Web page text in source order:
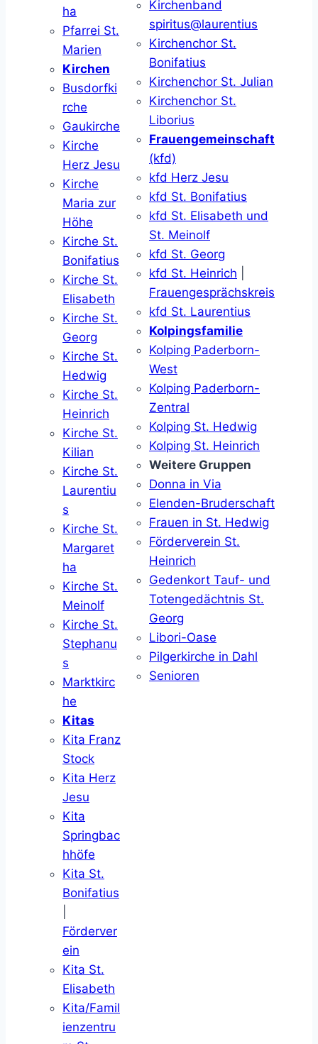
ha
Pfarrei St.
Marien
Kirchen
Busdorfki
rche
Gaukirche
Kirche
Herz Jesu
Kirche
Maria zur
Höhe
Kirche St.
Bonifatius
Kirche St.
Elisabeth
Kirche St.
Georg
Kirche St.
Hedwig
Kirche St.
Heinrich
Kirche St.
Kilian
Kirche St.
Laurentiu
s
Kirche St.
Margaret
ha
Kirche St.
Meinolf
Kirche St.
Stephanu
s
Marktkirc
he
Kitas
Kita Franz
Stock
Kita Herz
Jesu
Kita
Springbac
hhöfe
Kita St.
Bonifatius
Förderver
ein
Kita St.
Elisabeth
Kita/Famil
ienzentru
Kirchenband
spiritus@laurentius
Kirchenchor St.
Bonifatius
Kirchenchor St. Julian
Kirchenchor St.
Liborius
Frauengemeinschaft
(kfd)
kfd Herz Jesu
kfd St. Bonifatius
kfd St. Elisabeth und
St. Meinolf
kfd St. Georg
kfd St. Heinrich
Frauengesprächskreis
kfd St. Laurentius
Kolpingsfamilie
Kolping Paderborn-
West
Kolping Paderborn-
Zentral
Kolping St. Hedwig
Kolping St. Heinrich
Weitere Gruppen
Donna in Via
Elenden-Bruderschaft
Frauen in St. Hedwig
Förderverein St.
Heinrich
Gedenkort Tauf- und
Totengedächtnis St.
Georg
Libori-Oase
Pilgerkirche in Dahl
Senioren